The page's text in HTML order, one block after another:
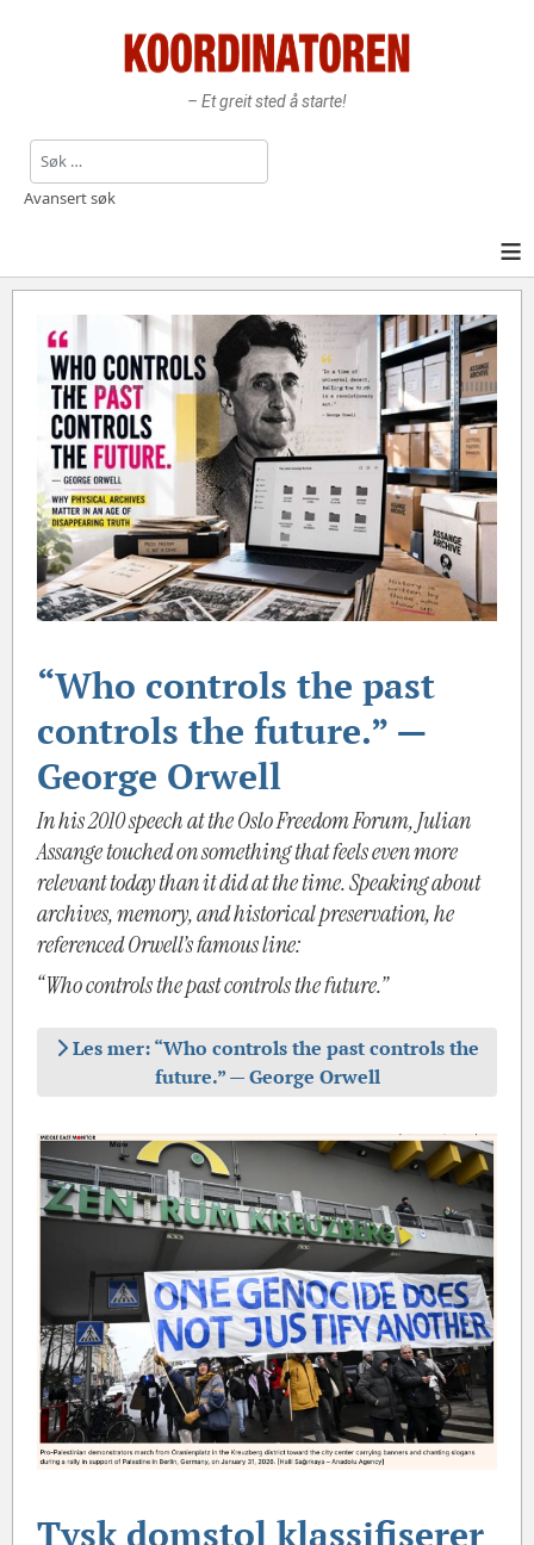
– Et greit sted å starte!
Søk
Avansert søk
≡
“Who controls the past
controls the future.” —
George Orwell
In his 2010 speech at the Oslo Freedom Forum, Julian
Assange touched on something that feels even more
relevant today than it did at the time. Speaking about
archives, memory, and historical preservation, he
referenced Orwell’s famous line:
“Who controls the past controls the future.”
Les mer: “Who controls the past controls the
future.” — George Orwell
Tysk domstol klassifiserer